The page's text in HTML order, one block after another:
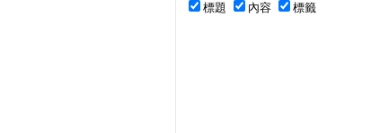
標題 內容 標籤